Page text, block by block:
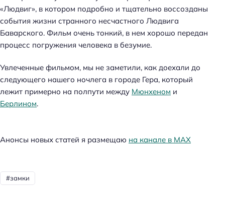
«Людвиг», в котором подробно и тщательно воссозданы
события жизни странного несчастного Людвига
Баварского. Фильм очень тонкий, в нем хорошо передан
процесс погружения человека в безумие.
Увлеченные фильмом, мы не заметили, как доехали до
следующего нашего ночлега в городе Гера, который
лежит примерно на полпути между Мюнхеном и
Берлином.
Анонсы новых статей я размещаю на канале в МАХ
замки